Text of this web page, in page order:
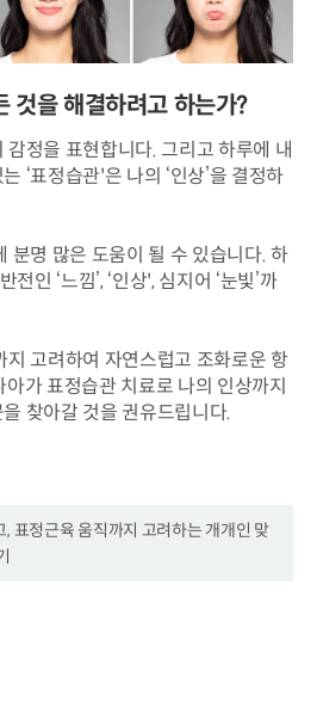
것을 해결하려고 하는가?
감정을 표현합니다. 그리고 하루에 내
‘표정습관'은 나의 ‘인상’을 결정하
분명 많은 도움이 될 수 있습니다. 하
인 ‘느낌’, ‘인상', 심지어 ‘눈빛’까
고려하여 자연스럽고 조화로운 항
아가 표정습관 치료로 나의 인상까지
찾아갈 것을 권유드립니다.
표정근육 움직까지 고려하는 개개인 맞